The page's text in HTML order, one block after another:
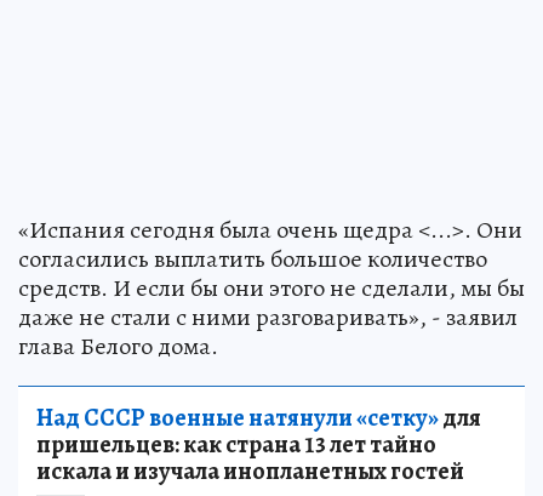
«Испания сегодня была очень щедра <...>. Они
согласились выплатить большое количество
средств. И если бы они этого не сделали, мы бы
даже не стали с ними разговаривать», - заявил
глава Белого дома.
Над СССР военные натянули «сетку»для
пришельцев: как страна 13 лет тайно
искала и изучала инопланетных гостей